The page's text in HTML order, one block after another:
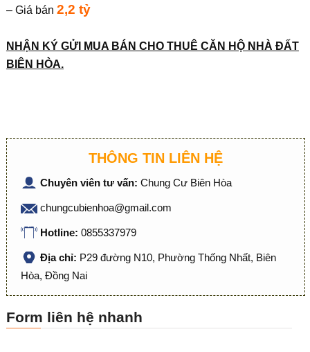
– Giá bán 2,2 tỷ
NHẬN KÝ GỬI MUA BÁN CHO THUÊ CĂN HỘ NHÀ ĐẤT
BIÊN HÒA.
THÔNG TIN LIÊN HỆ
Chuyên viên tư vấn: Chung Cư Biên Hòa
chungcubienhoa@gmail.com
Hotline: 0855337979
Địa chỉ: P29 đường N10, Phường Thống Nhất, Biên
Hòa, Đồng Nai
Form liên hệ nhanh